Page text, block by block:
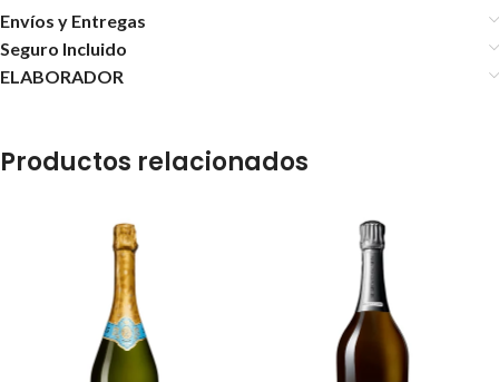
Envíos y Entregas
Seguro Incluido
ELABORADOR
Productos relacionados